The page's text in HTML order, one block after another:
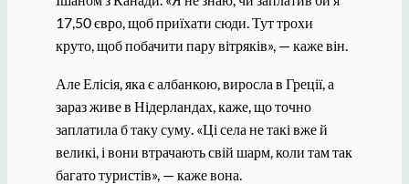
17,50 євро, щоб приїхати сюди. Тут трохи
круто, щоб побачити пару вітряків», — каже він.
Але Елісія, яка є албанкою, виросла в Греції, а
зараз живе в Нідерландах, каже, що точно
заплатила б таку суму. «Ці села не такі вже й
великі, і вони втрачають свій шарм, коли там так
багато туристів», — каже вона.